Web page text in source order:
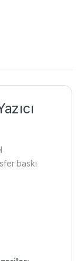
baskı